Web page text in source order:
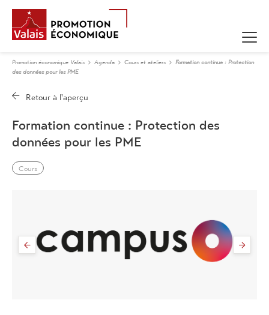
Promotion économique Valais Agenda Cours et ateliers
Formation continue : Protection
des données pour les PME
Formation continue : Protection des
données pour les PME
Cours